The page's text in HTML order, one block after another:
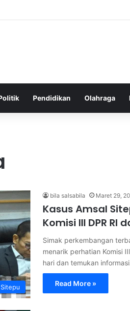
Alam dalam Menyokong
Pendidikan Olahraga
bila salsabila Maret 29,
Kasus Amsal
Komisi III DPR RI
Simak perkembangan
menarik perhatian Komisi
hari dan temukan
Read More »